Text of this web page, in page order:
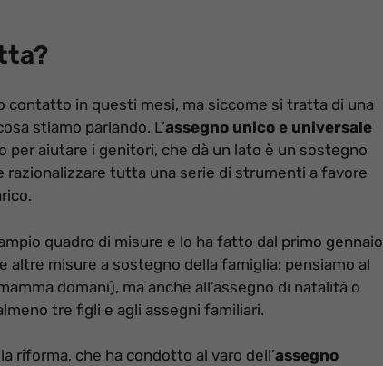
contatto in questi mesi, ma siccome si tratta di una
stiamo parlando. L’assegno unico e universale
aiutare i genitori, che dà un lato è un sostegno
razionalizzare tutta una serie di strumenti a favore
quadro di misure e lo ha fatto dal primo gennaio
altre misure a sostegno della famiglia: pensiamo al
domani), ma anche all’assegno di natalità o
tre figli e agli assegni familiari.
riforma, che ha condotto al varo dell’assegno